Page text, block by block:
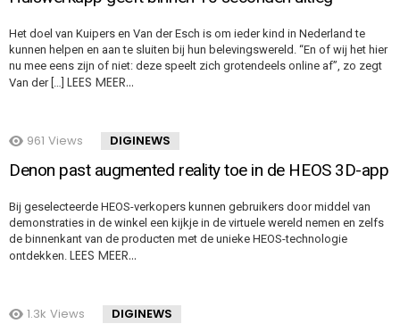
Het doel van Kuipers en Van der Esch is om ieder kind in Nederland te
kunnen helpen en aan te sluiten bij hun belevingswereld. “En of wij het hier
nu mee eens zijn of niet: deze speelt zich grotendeels online af”, zo zegt
Van der […] LEES MEER…
961 Views DIGINEWS
Denon past augmented reality toe in de HEOS 3D-app
Bij geselecteerde HEOS-verkopers kunnen gebruikers door middel van
demonstraties in de winkel een kijkje in de virtuele wereld nemen en zelfs
de binnenkant van de producten met de unieke HEOS-technologie
ontdekken. LEES MEER…
1.3k Views DIGINEWS